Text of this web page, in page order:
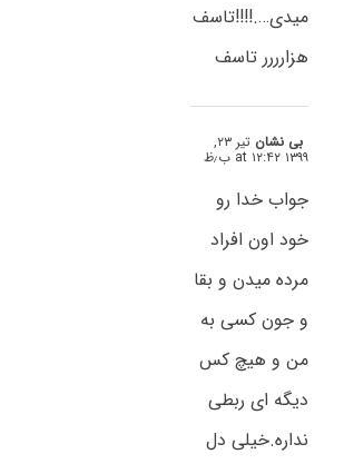
میدی….!!!!تاسف
هزارررر تاسف
بی نشان تیر ۲۳,
۱۳۹۹ at ۱۲:۴۲ ب٫ظ
جواب خدا رو
خود اون افراد
مرده میدن و بقا
و جون کسی به
من و هیچ کس
دیگه ای ربطی
نداره.خیلی دل